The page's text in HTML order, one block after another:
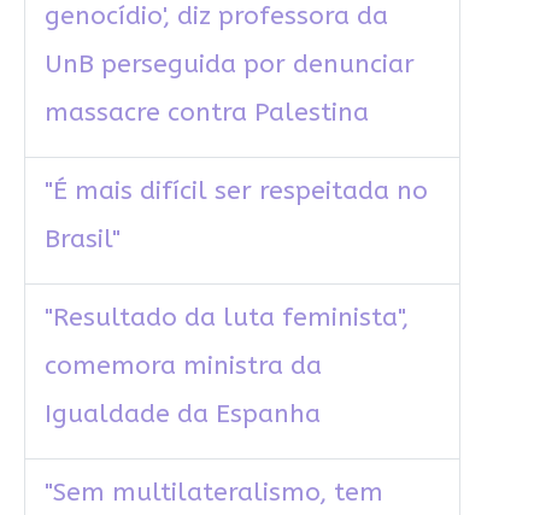
genocídio', diz professora da
UnB perseguida por denunciar
massacre contra Palestina
"É mais difícil ser respeitada no
Brasil"
"Resultado da luta feminista",
comemora ministra da
Igualdade da Espanha
"Sem multilateralismo, tem